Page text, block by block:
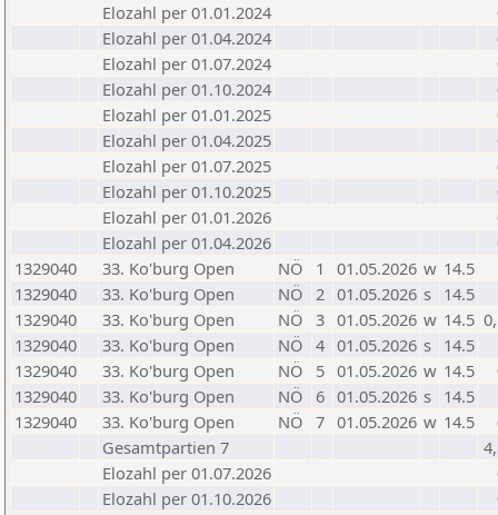
Elozahl per 01.01.2024
Elozahl per 01.04.2024
Elozahl per 01.07.2024
Elozahl per 01.10.2024
Elozahl per 01.01.2025
Elozahl per 01.04.2025
Elozahl per 01.07.2025
Elozahl per 01.10.2025
Elozahl per 01.01.2026
Elozahl per 01.04.2026
1329040
33. Ko'burg Open NÖ 1 01.05.2026 w 14.5
1329040
33. Ko'burg Open NÖ 2 01.05.2026 s 14.5
1329040
33. Ko'burg Open NÖ 3 01.05.2026 w 14.5
1329040
33. Ko'burg Open NÖ 4 01.05.2026 s 14.5
1329040
33. Ko'burg Open NÖ 5 01.05.2026 w 14.5
1329040
33. Ko'burg Open NÖ 6 01.05.2026 s 14.5
1329040
33. Ko'burg Open NÖ 7 01.05.2026 w 14.5
Gesamtpartien 7
Elozahl per 01.07.2026
Elozahl per 01.10.2026